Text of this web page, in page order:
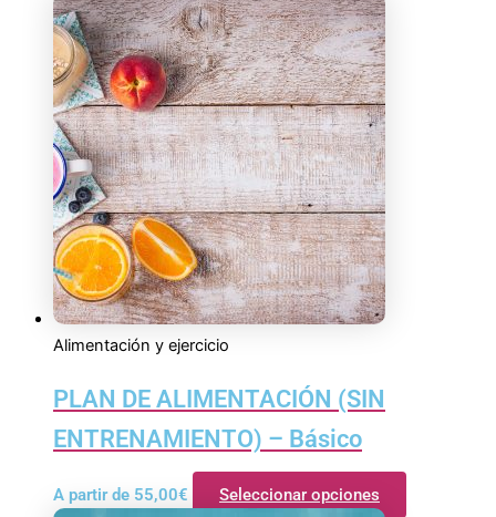
Alimentación y ejercicio
PLAN DE ALIMENTACIÓN (SIN
ENTRENAMIENTO) – Básico
A partir de 55,00€ Seleccionar opciones